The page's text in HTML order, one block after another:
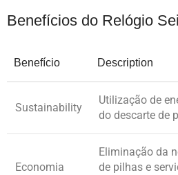
Benefícios do Relógio
Benefício Description
Sustainability
Utilização de
do descarte de
Economia
Eliminação da
de pilhas e